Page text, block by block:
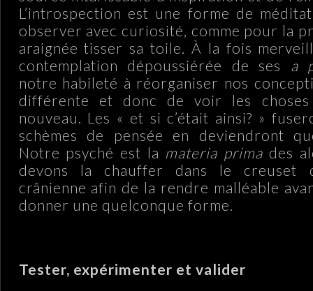
L’introspection est une forme de
observer avec curiosité, comme pour la
araignée tisser sa toile. À la fois
contemplation dépoussiérée de ses a
notre habileté à réorganiser nos
différente et donc de voir les
nouveau. Les « et si c’était ainsi? »
schèmes de pensée en deviendront
Notre psyché est la materia prima des
devons la chauffer dans le creuset
crânienne afin de la rendre malléable
donner une quelconque forme.
Tester, expérimenter et valider